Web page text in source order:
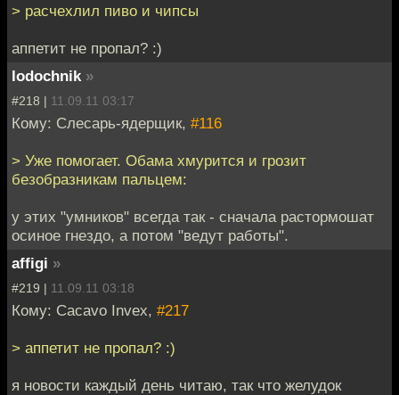
> расчехлил пиво и чипсы
аппетит не пропал? :)
lodochnik »
#218 | 11.09.11 03:17
Кому: Слесарь-ядерщик, #116
> Уже помогает. Обама хмурится и грозит
безобразникам пальцем:
у этих "умников" всегда так - сначала растормошат
осиное гнездо, а потом "ведут работы".
affigi »
#219 | 11.09.11 03:18
Кому: Cacavo Invex, #217
> аппетит не пропал? :)
я новости каждый день читаю, так что желудок